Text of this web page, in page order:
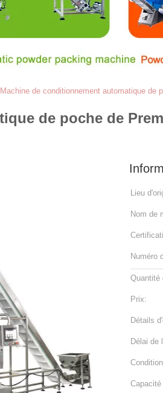
Machine de conditionnement automatique de
de poche de
Lieu
Nom de
Numéro
Quantité
Prix:
Détails
Délai de
Capacité